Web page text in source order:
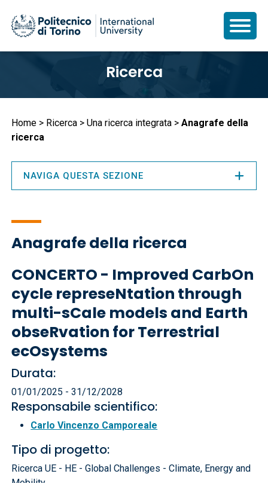
principale
Ricerca
Briciole
di
pane
Home Ricerca Una ricerca integrata
Anagrafe della
ricerca
Anagrafe della ricerca
CONCERTO - Improved CarbOn
cycle represeNtation through
multi-sCale models and Earth
obseRvation for Terrestrial
ecOsystems
Durata:
01/01/2025 - 31/12/2028
Responsabile scientifico:
Carlo Vincenzo Camporeale
Tipo di progetto:
Ricerca UE - HE - Global Challenges - Climate, Energy and
NAVIGA QUESTA SEZIONE